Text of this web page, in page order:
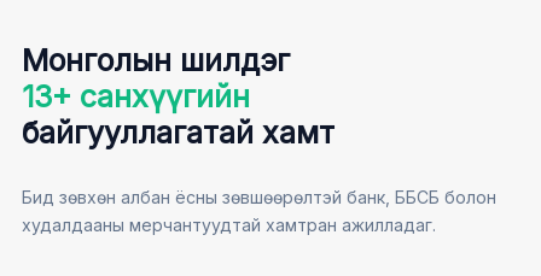
Монголын шилдэг
13+ санхүүгийн
байгууллагатай хамт
Бид зөвхөн албан ёсны зөвшөөрөлтэй банк, ББСБ болон
худалдааны мерчантуудтай хамтран ажилладаг.